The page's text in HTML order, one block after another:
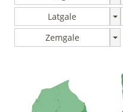
Latgale
Zemgale